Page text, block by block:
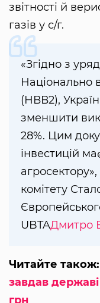
звітності й
газів у с/г.
«Згідно з
Національно
(НВВ2),
зменшити
28%. Цим
інвестицій
комітету
UBTAДмитро
Читайте також:
завдав
грн